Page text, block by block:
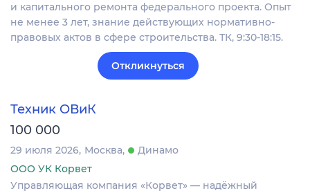
и капитального ремонта федерального проекта. Опыт
не менее 3 лет, знание действующих нормативно-
правовых актов в сфере строительства. ТК, 9:30-18:15.
Откликнуться
Техник ОВиК
100 000
29 июля 2026 Москва
Динамо
ООО УК Корвет
Управляющая компания «Корвет» — надёжный